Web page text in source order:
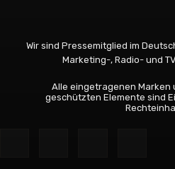
Wir sind Pressemitglied im
Marketing-, Radio- und
Alle eingetragenen Marken
geschützten Elemente sind